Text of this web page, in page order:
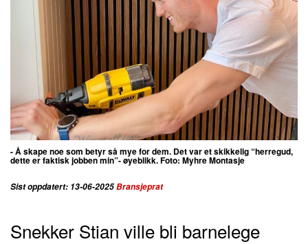
- Å skape noe som betyr så mye for dem. Det var et skikkelig “herregud,
dette er faktisk jobben min”- øyeblikk. Foto: Myhre Montasje
Sist oppdatert: 13-06-2025Bransjeprat
Snekker Stian ville bli barnelege